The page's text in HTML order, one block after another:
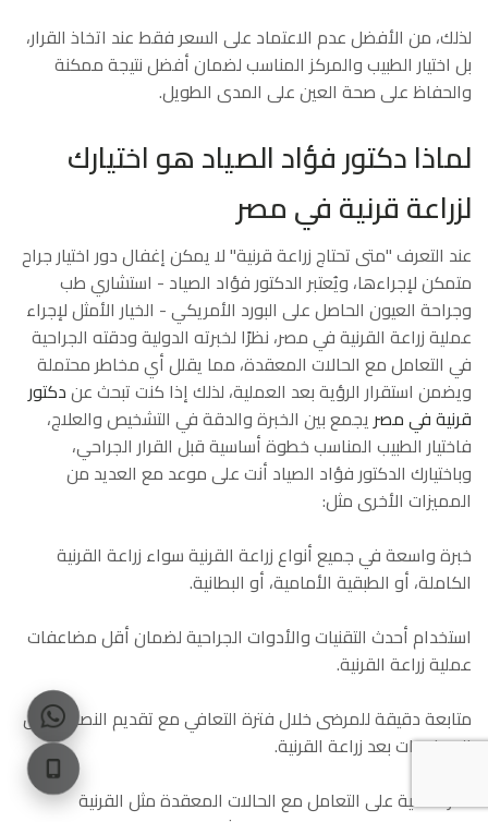
لذلك، من الأفضل عدم الاعتماد على السعر فقط عند اتخاذ القرار،
بل اختيار الطبيب والمركز المناسب لضمان أفضل نتيجة ممكنة
والحفاظ على صحة العين على المدى الطويل.
لماذا دكتور فؤاد الصياد هو اختيارك
لزراعة قرنية في مصر
عند التعرف "متى تحتاج زراعة قرنية" لا يمكن إغفال دور اختيار جراح
متمكن لإجراءها، ويُعتبر الدكتور فؤاد الصياد - استشاري طب
وجراحة العيون الحاصل على البورد الأمريكي - الخيار الأمثل لإجراء
عملية زراعة القرنية في مصر، نظرًا لخبرته الدولية ودقته الجراحية
في التعامل مع الحالات المعقدة، مما يقلل أي مخاطر محتملة
ويضمن استقرار الرؤية بعد العملية، لذلك إذا كنت تبحث عندكتور
قرنية في مصر يجمع بين الخبرة والدقة في التشخيص والعلاج،
فاختيار الطبيب المناسب خطوة أساسية قبل القرار الجراحي،
وباختيارك الدكتور فؤاد الصياد أنت على موعد مع العديد من
المميزات الأخرى مثل:
خبرة واسعة في جميع أنواع زراعة القرنية سواء زراعة القرنية
الكاملة، أو الطبقية الأمامية، أو البطانية.
استخدام أحدث التقنيات والأدوات الجراحية لضمان أقل مضاعفات
عملية زراعة القرنية.
متابعة دقيقة للمرضى خلال فترة التعافي مع تقديم النصائح حول
الممنوعات بعد زراعة القرنية.
قدرة عالية على التعامل مع الحالات المعقدة مثل القرنية